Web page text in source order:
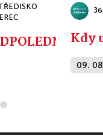
Kdy
09.